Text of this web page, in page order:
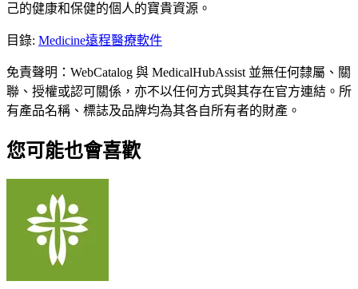
己的健康和保健的個人的寶貴資源。
目錄: Medicine遠程醫療軟件
免責聲明：WebCatalog 與 MedicalHubAssist 並無任何隸屬、關
聯、授權或認可關係，亦不以任何方式與其存在官方連結。所
有產品名稱、標誌及品牌均為其各自所有者的財產。
您可能也會喜歡